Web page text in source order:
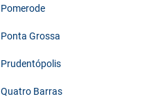
Pomerode
Ponta Grossa
Prudentópolis
Quatro Barras